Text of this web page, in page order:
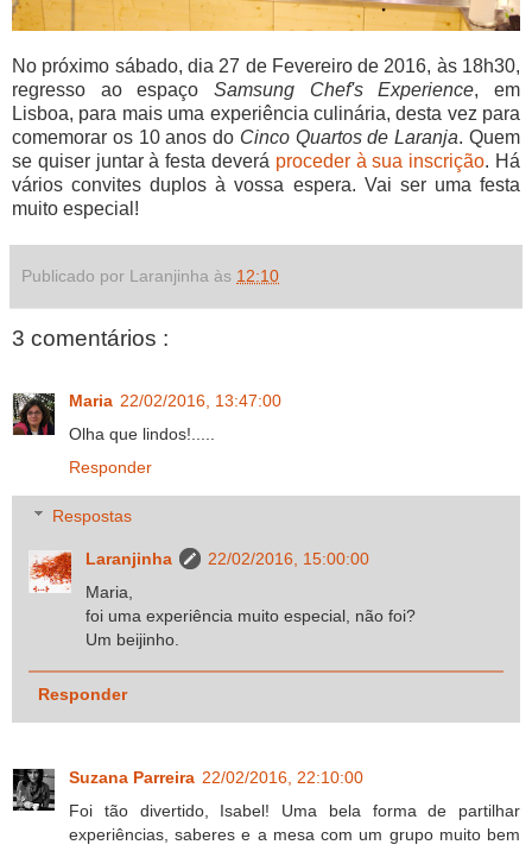
No próximo sábado, dia 27 de Fevereiro de 2016, às 18h30,
regresso ao espaço Samsung Chef's Experience, em
Lisboa, para mais uma experiência culinária, desta vez para
comemorar os 10 anos do Cinco Quartos de Laranja. Quem
se quiser juntar à festa deverá proceder à sua inscrição. Há
vários convites duplos à vossa espera. Vai ser uma festa
muito especial!
Publicado por Laranjinha às 12:10
3 comentários :
Maria 22/02/2016, 13:47:00
Olha que lindos!.....
Responder
Respostas
Laranjinha
22/02/2016, 15:00:00
Maria,
foi uma experiência muito especial, não foi?
Um beijinho.
Responder
Suzana Parreira 22/02/2016, 22:10:00
Foi tão divertido, Isabel! Uma bela forma de partilhar
experiências, saberes e a mesa com um grupo muito bem